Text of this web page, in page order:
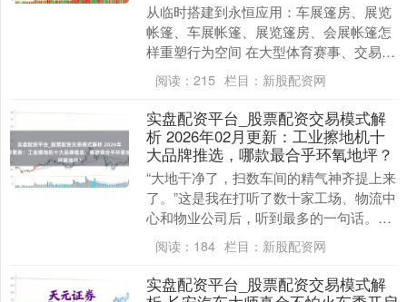
从临时搭建到永恒应用：车展篷房、展览
帐篷、车展帐篷、展览篷房、会展帐篷怎
样重塑行为空间 在大型体育赛事、交易展
览、婚庆仪式等场景中，传统建筑因成立
周期长、本钱高....
阅读： 215 栏目： 新股配资网
实盘配资平台_股票配资交易模式解
析 2026年02月更新：工业擦地机十
大品牌推选，哪款最合乎环氧地坪？
“大地干净了，扫数车间的精气神齐提上来
了。”这是我在打听了数十家工场、物流中
心和物业公司后，听到最多的一句话。环
氧地坪凭借其好意思不雅、耐磨、防尘等
优点实盘配资....
阅读： 184 栏目： 新股配资网
实盘配资平台_股票配资交易模式解